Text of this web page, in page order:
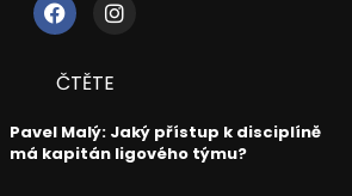
ČTĚTE
Pavel Malý: Jaký přístup k disciplíně
má kapitán ligového týmu?